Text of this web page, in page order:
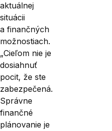
aktuálnej
situácii
a finančných
možnostiach.
„Cieľom nie je
dosiahnuť
pocit, že ste
zabezpečená.
Správne
finančné
plánovanie je